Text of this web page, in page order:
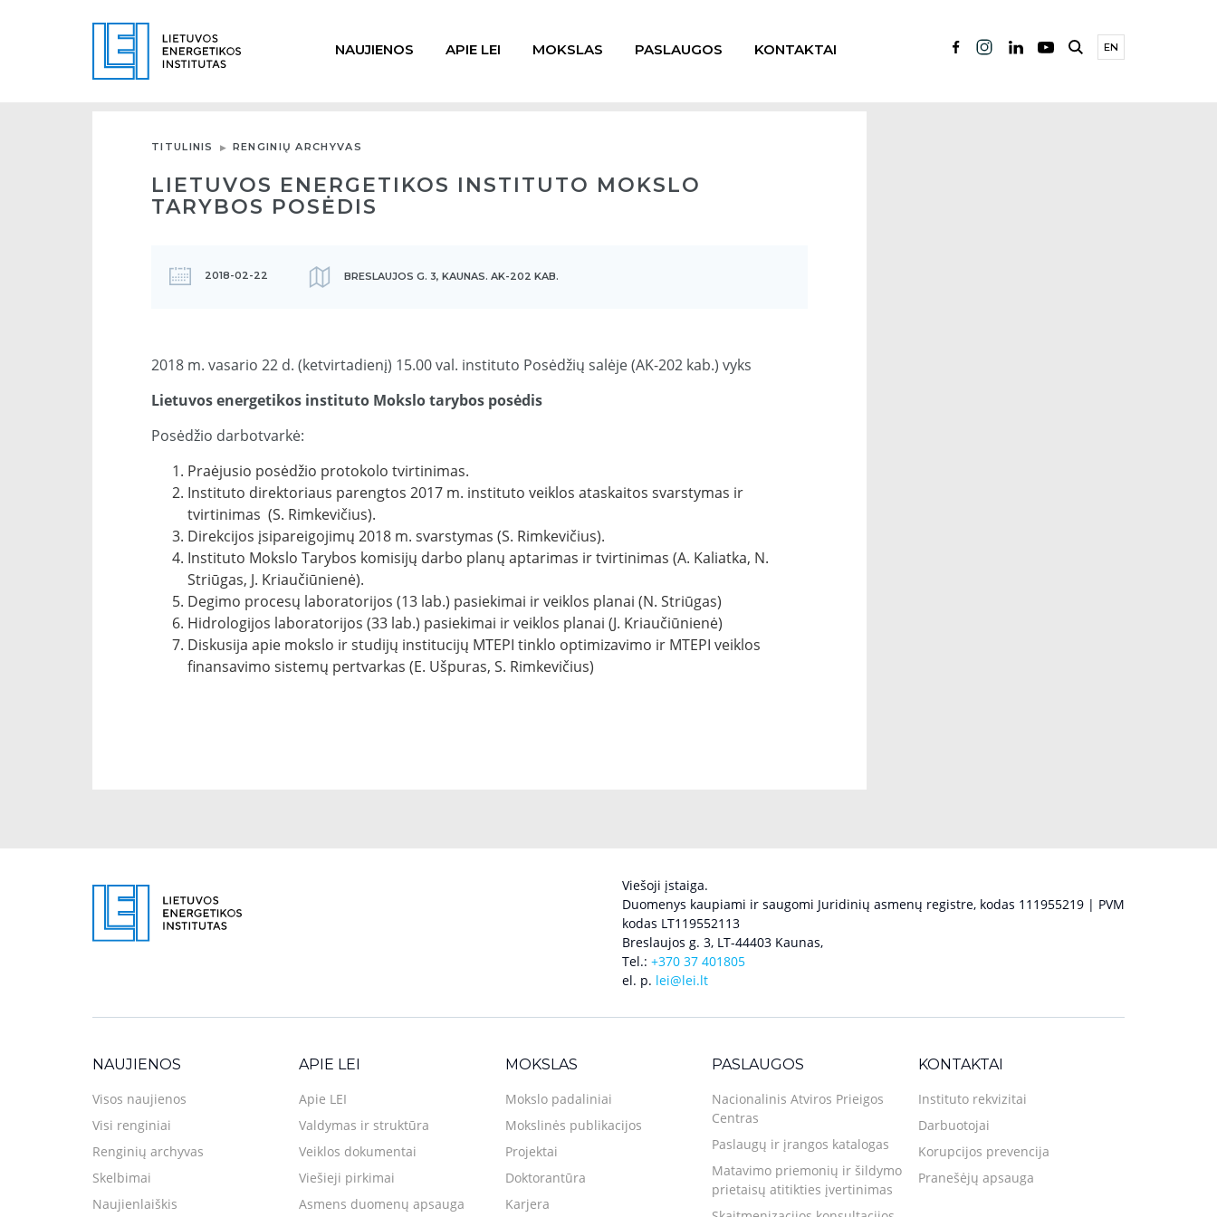
NAUJIENOS APIE LEI MOKSLAS PASLAUGOS KONTAKTAI EN
TITULINIS RENGINIŲ ARCHYVAS
LIETUVOS ENERGETIKOS INSTITUTO MOKSLO
TARYBOS POSĖDIS
2018-02-22 BRESLAUJOS G. 3, KAUNAS. AK-202 KAB.
2018 m. vasario 22 d. (ketvirtadienį) 15.00 val. instituto Posėdžių salėje (AK-202 kab.) vyks
Lietuvos energetikos instituto Mokslo tarybos posėdis
Posėdžio darbotvarkė:
Praėjusio posėdžio protokolo tvirtinimas.
Instituto direktoriaus parengtos 2017 m. instituto veiklos ataskaitos svarstymas ir
tvirtinimas (S. Rimkevičius).
Direkcijos įsipareigojimų 2018 m. svarstymas (S. Rimkevičius).
Instituto Mokslo Tarybos komisijų darbo planų aptarimas ir tvirtinimas (A. Kaliatka, N.
Striūgas, J. Kriaučiūnienė).
Degimo procesų laboratorijos (13 lab.) pasiekimai ir veiklos planai (N. Striūgas)
Hidrologijos laboratorijos (33 lab.) pasiekimai ir veiklos planai (J. Kriaučiūnienė)
Diskusija apie mokslo ir studijų institucijų MTEPI tinklo optimizavimo ir MTEPI veiklos
finansavimo sistemų pertvarkas (E. Ušpuras, S. Rimkevičius)
Viešoji įstaiga.
Duomenys kaupiami ir saugomi Juridinių asmenų registre, kodas 111955219 | PVM
kodas LT119552113
Breslaujos g. 3, LT-44403 Kaunas,
Tel.: +370 37 401805
el. p. lei@lei.lt
NAUJIENOS
Visos naujienos
Visi renginiai
Renginių archyvas
Skelbimai
Naujienlaiškis
APIE LEI
Apie LEI
Valdymas ir struktūra
Veiklos dokumentai
Viešieji pirkimai
Asmens duomenų apsauga
MOKSLAS
Mokslo padaliniai
Mokslinės publikacijos
Projektai
Doktorantūra
Karjera
PASLAUGOS
Nacionalinis Atviros Prieigos
Centras
Paslaugų ir įrangos katalogas
Matavimo priemonių ir šildymo
prietaisų atitikties įvertinimas
KONTAKTAI
Instituto rekvizitai
Darbuotojai
Korupcijos prevencija
Pranešėjų apsauga